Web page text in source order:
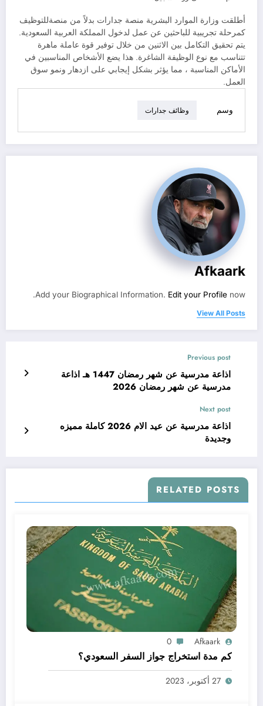
أطلقت وزارة الموارد البشرية منصة جدارات بدلاً من منصةللتوظيف
كمرحلة تجريبية للباحثين عن عمل لدخول المملكة العربية السعودية.
يتم تحقيق التكامل بين الاثنين من خلال توفير قوة عاملة ماهرة
تتناسب مع نوع الوظيفة الشاغرة. هذا يضع الأشخاص المناسبين في
الأماكن المناسبة ، مما يؤثر بشكل إيجابي على ازدهار ونمو سوق
العمل.
وسم وظائف جدارات
Afkaark
Add your Biographical Information. Edit your Profile now.
View All Posts
Previous post
اذاعة مدرسية عن شهر رمضان 1447 هـ اذاعة
مدرسية عن شهر رمضان 2026
Next post
اذاعة مدرسية عن عيد الام 2026 كاملة مميزه
وجديدة
RELATED POSTS
Afkaark
0
كم مدة استخراج جواز السفر السعودي؟
27 أكتوبر، 2023